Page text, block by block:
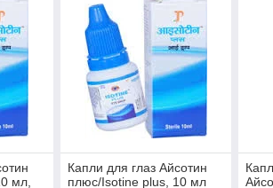
мл,
Капли для глаз Айсотин
плюс/Isotine plus, 10 мл